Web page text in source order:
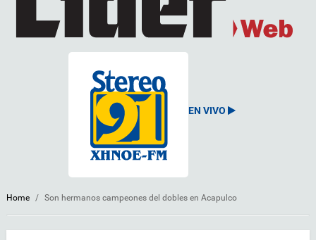
EN VIVO
Home / Son hermanos campeones del dobles en Acapulco